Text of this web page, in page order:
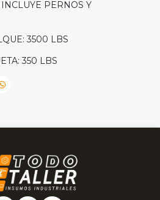
PERNOS Y
3500 LBS
350 LBS